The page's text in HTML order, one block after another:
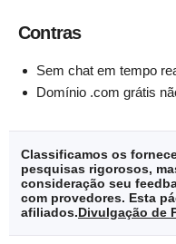
Contras
Sem chat em tempo
Domínio .com grátis
Classificamos os
pesquisas rigorosos,
consideração seu
com provedores. Esta
afiliados.Divulgação de